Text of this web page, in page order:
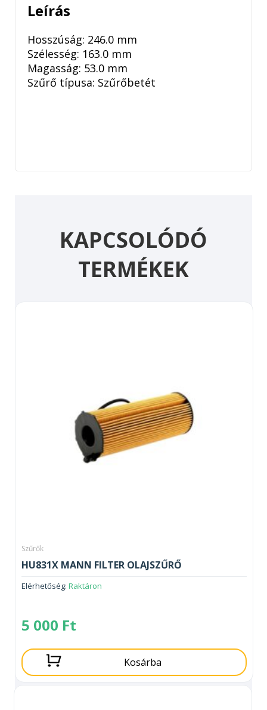
Leírás
Hosszúság: 246.0 mm
Szélesség: 163.0 mm
Magasság: 53.0 mm
Szűrő típusa: Szűrőbetét
KAPCSOLÓDÓ
TERMÉKEK
Szűrők
HU831X MANN FILTER OLAJSZŰRŐ
Elérhetőség: Raktáron
5 000 Ft
Kosárba